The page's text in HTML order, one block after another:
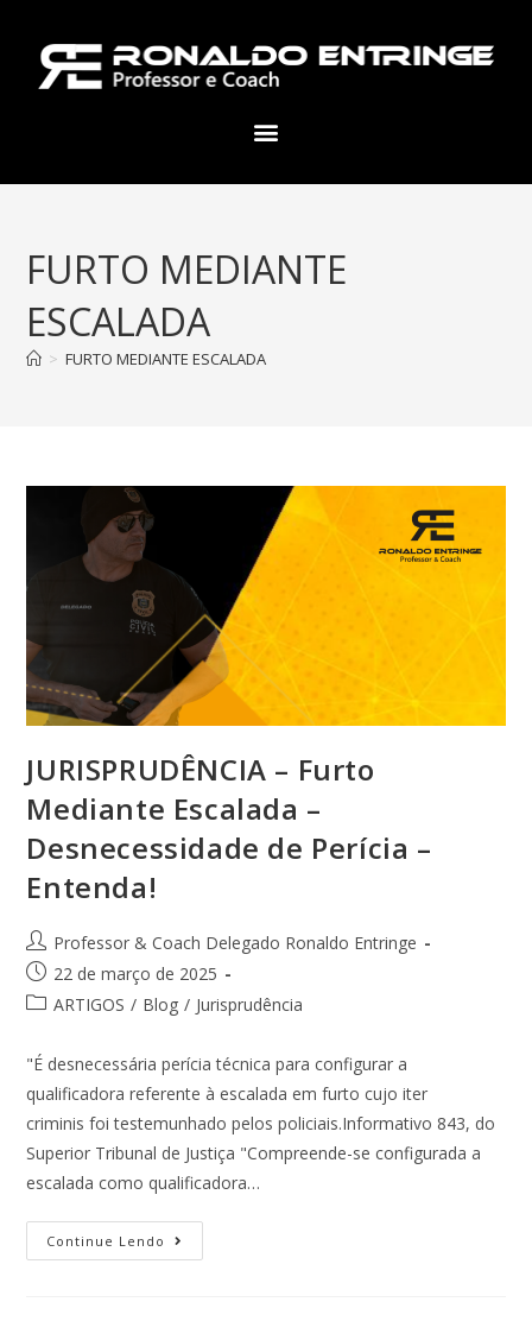
FURTO MEDIANTE
ESCALADA
> FURTO MEDIANTE ESCALADA
JURISPRUDÊNCIA – Furto
Mediante Escalada –
Desnecessidade de Perícia –
Entenda!
Professor & Coach Delegado Ronaldo Entringe
22 de março de 2025
ARTIGOS / Blog / Jurisprudência
"É desnecessária perícia técnica para configurar a
qualificadora referente à escalada em furto cujo iter
criminis foi testemunhado pelos policiais.Informativo 843, do
Superior Tribunal de Justiça "Compreende-se configurada a
escalada como qualificadora…
Continue Lendo